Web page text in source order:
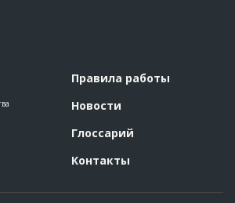
Правила работы
Новости
Глоссарий
Контакты